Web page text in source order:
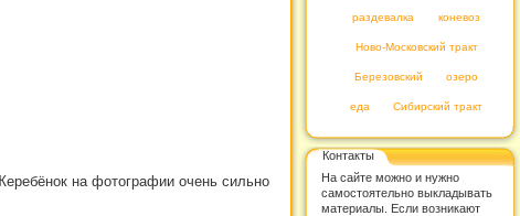
на фотографии очень сильно
раздевалка коневоз
Ново-Московский тракт
Березовский озеро
еда Сибирский тракт
Контакты
На сайте можно и нужно
самостоятельно выкладывать
материалы. Если возникают